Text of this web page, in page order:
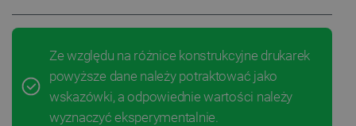
Ze względu na różnice konstrukcyjne drukarek
powyższe dane należy potraktować jako
wskazówki, a odpowiednie wartości należy
wyznaczyć eksperymentalnie.